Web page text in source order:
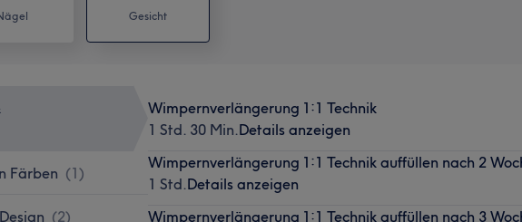
Gesicht
Färben (1)
(2)
Wimpernverlängerung 1:1 Technik
1 Std. 30 Min.Details anzeigen
Wimpernverlängerung 1:1 Technik auffüllen nach 2
1 Std.Details anzeigen
Wimpernverlängerung 1:1 Technik auffüllen nach 3